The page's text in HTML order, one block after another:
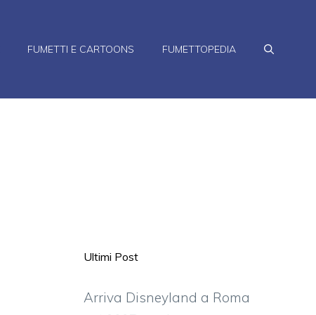
FUMETTI E CARTOONS FUMETTOPEDIA
Ultimi Post
Arriva Disneyland a Roma